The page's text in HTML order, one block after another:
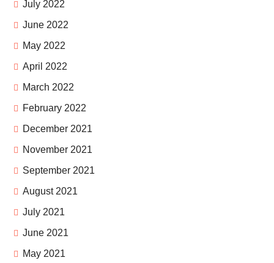
July 2022
June 2022
May 2022
April 2022
March 2022
February 2022
December 2021
November 2021
September 2021
August 2021
July 2021
June 2021
May 2021